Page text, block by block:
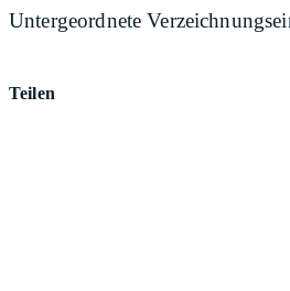
Untergeordnete
Teilen